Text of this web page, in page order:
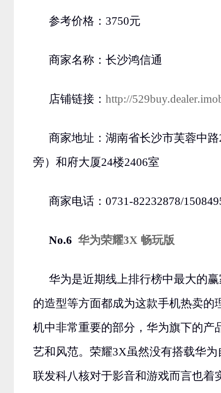
参考价格：3750元
商家名称：长沙鸿信通
店铺链接： http://
商家地址：湖南省长沙市芙蓉中
旁）和府大厦24楼2406室
商家电话：0731-82232878/
No.6 华为荣耀3X 畅玩版
华为是近期线上排行榜中最大的
的造型等方面都成为这款手机热卖的
机中非常重要的部分，华为旗下的产
艺和风范。荣耀3X虽然没有搭载华
联发科八核对于影音和游戏而言也着